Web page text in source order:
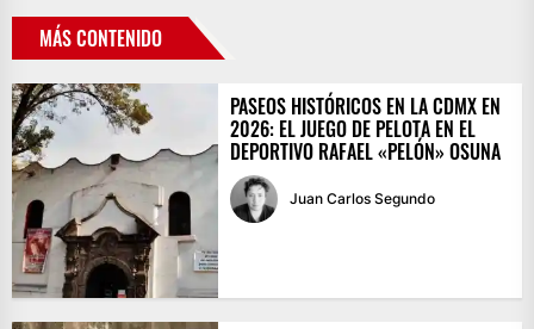
MÁS CONTENIDO
PASEOS HISTÓRICOS EN LA CDMX EN
2026: EL JUEGO DE PELOTA EN EL
DEPORTIVO RAFAEL «PELÓN» OSUNA
Juan Carlos Segundo